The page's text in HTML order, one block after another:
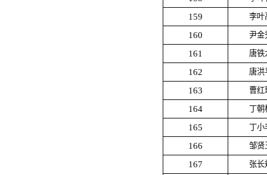
159 李叶
160 尹金
161 唐铁
162 唐洪
163 曹红
164 丁朝
165 丁小
166 邹贤
167 张长